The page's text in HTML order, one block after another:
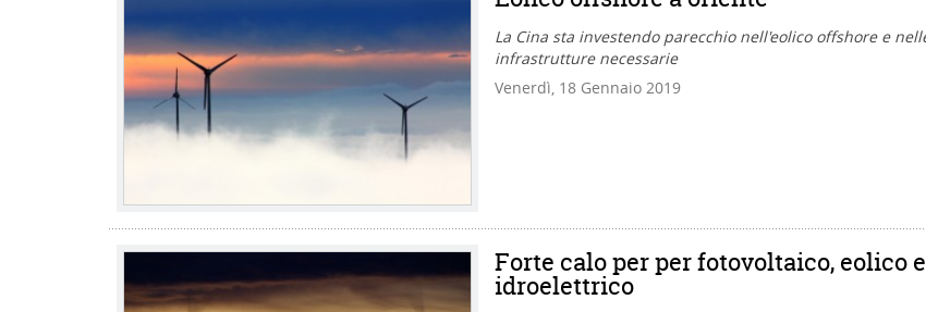
La Cina sta investendo parecchio nell'eolico offshore e
infrastrutture necessarie
Venerdì, 18 Gennaio 2019
Forte calo per per fotovoltaico, eolico e
idroelettrico